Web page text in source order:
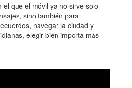
el que el móvil ya no sirve solo
sino también para
navegar la ciudad y
elegir bien importa más